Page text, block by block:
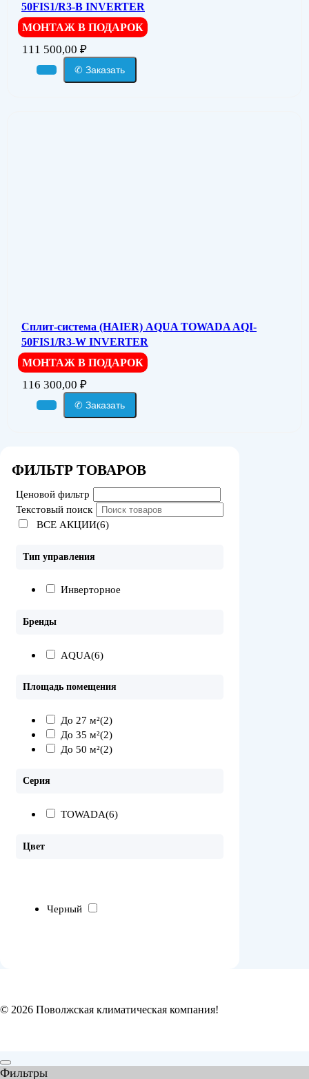
50FIS1/R3-В INVERTER
МОНТАЖ В ПОДАРОК
111 500,00 ₽
✆ Заказать
Сплит-система (HAIER) AQUA TOWADA AQI-
50FIS1/R3-W INVERTER
МОНТАЖ В ПОДАРОК
116 300,00 ₽
✆ Заказать
ФИЛЬТР ТОВАРОВ
Ценовой фильтр
Текстовый поиск
ВСЕ АКЦИИ(6)
Тип управления
Инверторное
Бренды
AQUA(6)
Площадь помещения
До 27 м²(2)
До 35 м²(2)
До 50 м²(2)
Серия
TOWADA(6)
Цвет
Черный
© 2026 Поволжская климатическая компания!
Фильтры